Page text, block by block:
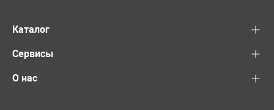
Каталог
Сервисы
О нас